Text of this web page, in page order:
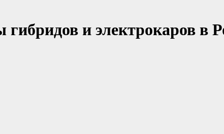
и электрокаров в